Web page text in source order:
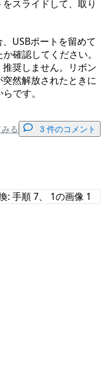
スライドして、取り
USBポートを留めて
確認してください。
奨しません。リボン
然解放されたときに
です。
る 3 件のコメント